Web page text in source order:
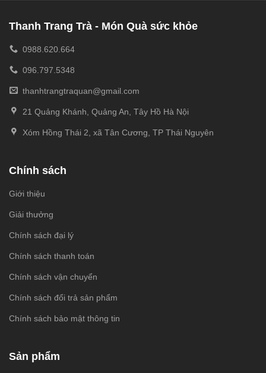
Thanh Trang Trà - Món Quà sức khỏe
0988.620.664
096.797.5348
thanhtrangtraquan@gmail.com
21 Quảng Khánh, Quảng An, Tây Hồ Hà Nội
Xóm Hồng Thái 2, xã Tân Cương, TP Thái Nguyên
Chính sách
Giới thiệu
Giải thưởng
Chính sách đại lý
Chính sách thanh toán
Chính sách vận chuyển
Chính sách đổi trả sản phẩm
Chính sách bảo mật thông tin
Sản phẩm